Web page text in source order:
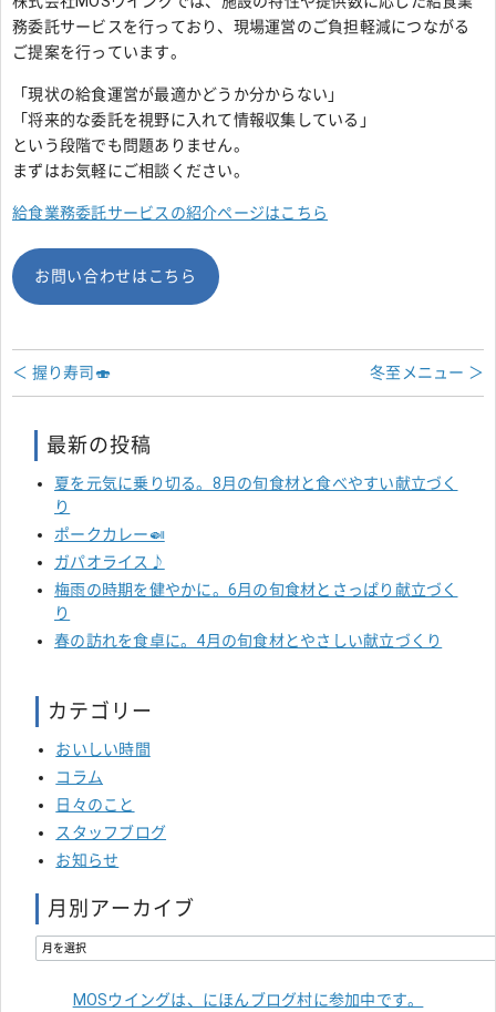
務委託サービスを行っており、現場運営のご負担軽減につながる
ご提案を行っています。
「現状の給食運営が最適かどうか分からない」
「将来的な委託を視野に入れて情報収集している」
という段階でも問題ありません。
まずはお気軽にご相談ください。
給食業務委託サービスの紹介ページはこちら
お問い合わせはこちら
冬至メニュー ＞
＜ 握り寿司🍣
最新の投稿
夏を元気に乗り切る。8月の旬食材と食べやすい献立づく
り
ポークカレー🍛
ガパオライス♪
梅雨の時期を健やかに。6月の旬食材とさっぱり献立づく
り
春の訪れを食卓に。4月の旬食材とやさしい献立づくり
カテゴリー
おいしい時間
コラム
日々のこと
スタッフブログ
お知らせ
月別アーカイブ
MOSウイングは、にほんブログ村に参加中です。